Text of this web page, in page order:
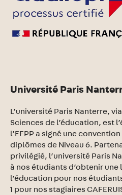
Université Paris
L’université Paris Nanterre,
Sciences de l’éducation, est
l’EFPP a signé une
diplômes de Niveau 6.
privilégié, l’université Paris
à nos étudiants d’obtenir
l’éducation pour nos
1 pour nos stagiaires